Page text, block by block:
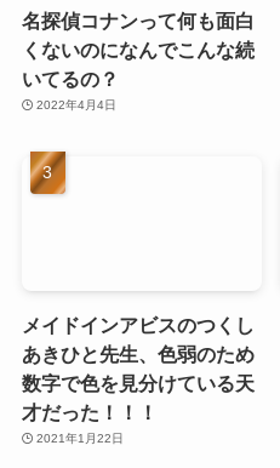
名探偵コナンって何も面白
くないのになんでこんな続
いてるの？
2022年4月4日
メイドインアビスのつくし
あきひと先生、色弱のため
数字で色を見分けている天
才だった！！！
2021年1月22日